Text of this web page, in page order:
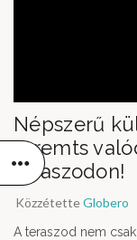
Népszerű
teremts
teraszodon!
KözzétetteGlobero
A teraszod nem